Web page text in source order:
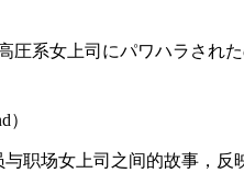
圧系女上司にパワハラされ
）
职场女上司之间的故事，